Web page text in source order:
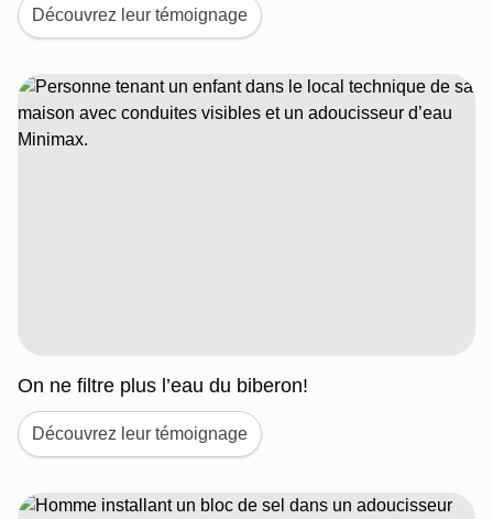
Découvrez leur témoignage
On ne filtre plus l’eau du biberon!
Découvrez leur témoignage